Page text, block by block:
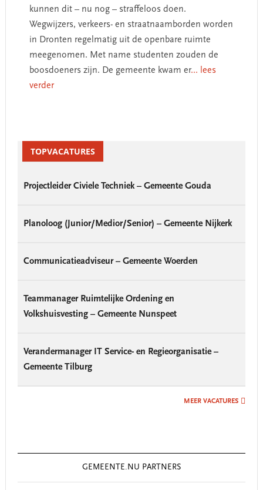
kunnen dit – nu nog – straffeloos doen.
Wegwijzers, verkeers- en straatnaamborden worden
in Dronten regelmatig uit de openbare ruimte
meegenomen. Met name studenten zouden de
boosdoeners zijn. De gemeente kwam er... lees
verder
SidebarTOPVACATURES
Projectleider Civiele Techniek – Gemeente Gouda
Planoloog (Junior/Medior/Senior) – Gemeente Nijkerk
Communicatieadviseur – Gemeente Woerden
Teammanager Ruimtelijke Ordening en
Volkshuisvesting – Gemeente Nunspeet
Verandermanager IT Service- en Regieorganisatie –
Gemeente Tilburg
MEER VACATURES
GEMEENTE.NU PARTNERS